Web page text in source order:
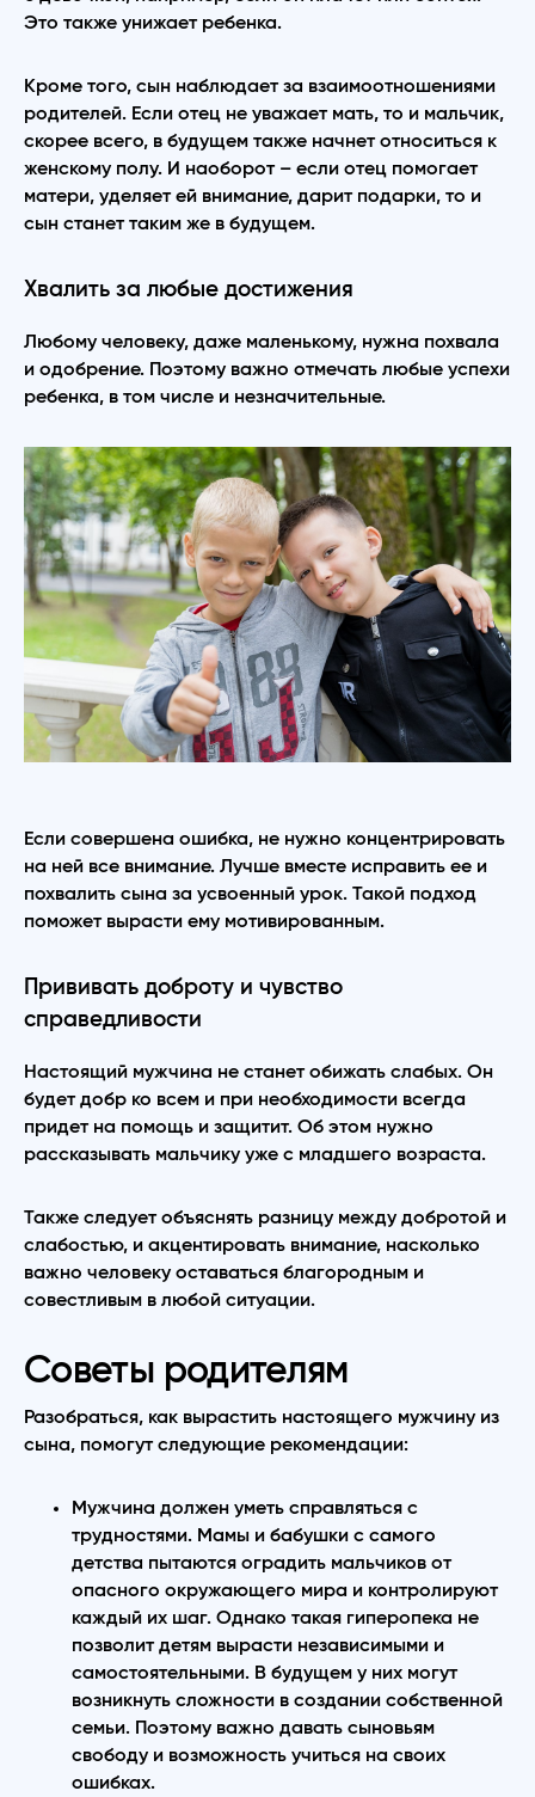
Это также унижает ребенка.
Кроме того, сын наблюдает за взаимоотношениями
родителей. Если отец не уважает мать, то и мальчик,
скорее всего, в будущем также начнет относиться к
женскому полу. И наоборот – если отец помогает
матери, уделяет ей внимание, дарит подарки, то и
сын станет таким же в будущем.
Хвалить за любые достижения
Любому человеку, даже маленькому, нужна похвала
и одобрение. Поэтому важно отмечать любые успехи
ребенка, в том числе и незначительные.
Если совершена ошибка, не нужно концентрировать
на ней все внимание. Лучше вместе исправить ее и
похвалить сына за усвоенный урок. Такой подход
поможет вырасти ему мотивированным.
Прививать доброту и чувство
справедливости
Настоящий мужчина не станет обижать слабых. Он
будет добр ко всем и при необходимости всегда
придет на помощь и защитит. Об этом нужно
рассказывать мальчику уже с младшего возраста.
Также следует объяснять разницу между добротой и
слабостью, и акцентировать внимание, насколько
важно человеку оставаться благородным и
совестливым в любой ситуации.
Советы родителям
Разобраться, как вырастить настоящего мужчину из
сына, помогут следующие рекомендации:
Мужчина должен уметь справляться с
трудностями. Мамы и бабушки с самого
детства пытаются оградить мальчиков от
опасного окружающего мира и контролируют
каждый их шаг. Однако такая гиперопека не
позволит детям вырасти независимыми и
самостоятельными. В будущем у них могут
возникнуть сложности в создании собственной
семьи. Поэтому важно давать сыновьям
свободу и возможность учиться на своих
ошибках.